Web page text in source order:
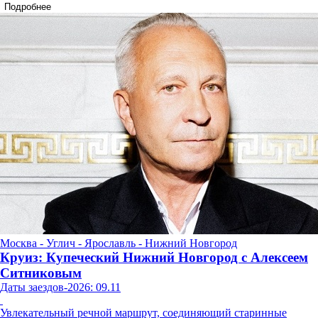
Подробнее
Москва - Углич - Ярославль - Нижний Новгород
Круиз: Купеческий Нижний Новгород с Алексеем
Ситниковым
Даты заездов-2026: 09.11
Увлекательный речной маршрут, соединяющий старинные